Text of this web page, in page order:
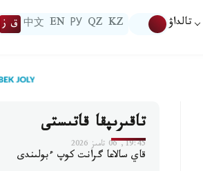
تالداۋ KZ
QZ
РУ
EN
中文 ق ز
تاقىرىپقا قاتىستى
19:45, 06 تامىز 2026
قاي سالاعا گرانت كوپ ءبولىندى